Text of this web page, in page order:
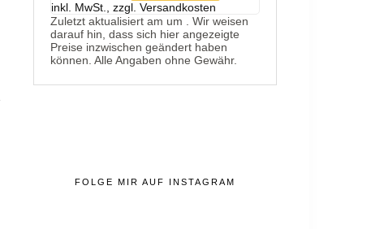
inkl. MwSt., zzgl. Versandkosten
Zuletzt aktualisiert am um . Wir weisen
darauf hin, dass sich hier angezeigte
Preise inzwischen geändert haben
können. Alle Angaben ohne Gewähr.
FOLGE MIR AUF INSTAGRAM